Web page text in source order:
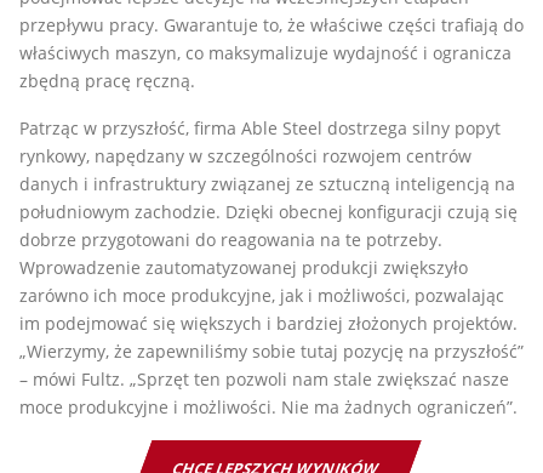
przepływu pracy. Gwarantuje to, że właściwe części trafiają do
właściwych maszyn, co maksymalizuje wydajność i ogranicza
zbędną pracę ręczną.
Patrząc w przyszłość, firma Able Steel dostrzega silny popyt
rynkowy, napędzany w szczególności rozwojem centrów
danych i infrastruktury związanej ze sztuczną inteligencją na
południowym zachodzie. Dzięki obecnej konfiguracji czują się
dobrze przygotowani do reagowania na te potrzeby.
Wprowadzenie zautomatyzowanej produkcji zwiększyło
zarówno ich moce produkcyjne, jak i możliwości, pozwalając
im podejmować się większych i bardziej złożonych projektów.
„Wierzymy, że zapewniliśmy sobie tutaj pozycję na przyszłość”
– mówi Fultz. „Sprzęt ten pozwoli nam stale zwiększać nasze
moce produkcyjne i możliwości. Nie ma żadnych ograniczeń”.
CHCĘ LEPSZYCH WYNIKÓW